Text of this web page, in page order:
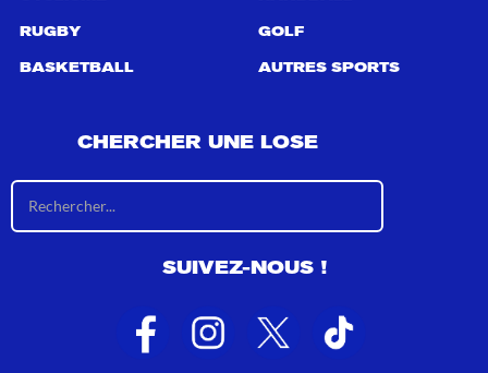
RUGBY
BASKETBALL
GOLF
AUTRES SPORTS
CHERCHER UNE LOSE
s
l
a
t
s
SUIVEZ-NOUS !